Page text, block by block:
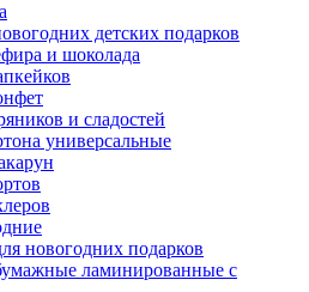
детских подарков
и шоколада
и сладостей
универсальные
новогодних подарков
ламинированные с